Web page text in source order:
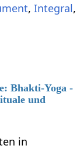
,Integral,
Bhakti-Yoga -
und
in